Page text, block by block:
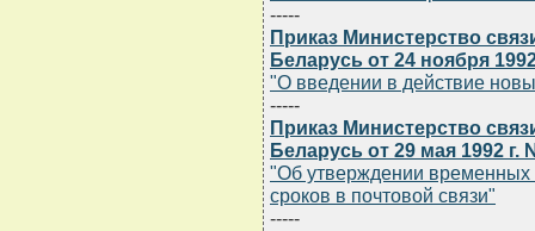
-----
Приказ Министерство
Беларусь от 24 ноября
"О введении в действие
-----
Приказ Министерство
Беларусь от 29 мая 1992 г.
"Об утверждении временных
сроков в почтовой связи"
-----